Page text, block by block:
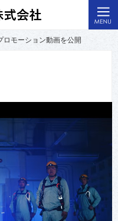
ロモーション動画を公開
電気計装工事なら嵐電気
気
ロモーション動画を公開